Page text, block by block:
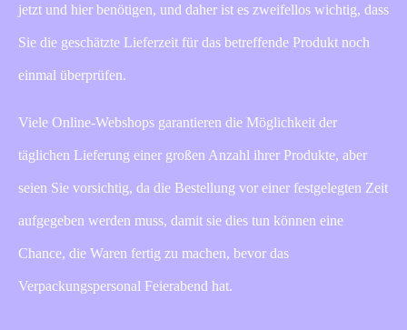
jetzt und hier benötigen, und daher ist es zweifellos wichtig, dass
Sie die geschätzte Lieferzeit für das betreffende Produkt noch
einmal überprüfen.
Viele Online-Webshops garantieren die Möglichkeit der
täglichen Lieferung einer großen Anzahl ihrer Produkte, aber
seien Sie vorsichtig, da die Bestellung vor einer festgelegten Zeit
aufgegeben werden muss, damit sie dies tun können eine
Chance, die Waren fertig zu machen, bevor das
Verpackungspersonal Feierabend hat.